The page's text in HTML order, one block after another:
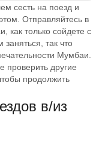
сесть на поезд и
Отправляйтесь в
как только сойдете с
так что
Мумбаи.
проверить другие
продолжить
в/из